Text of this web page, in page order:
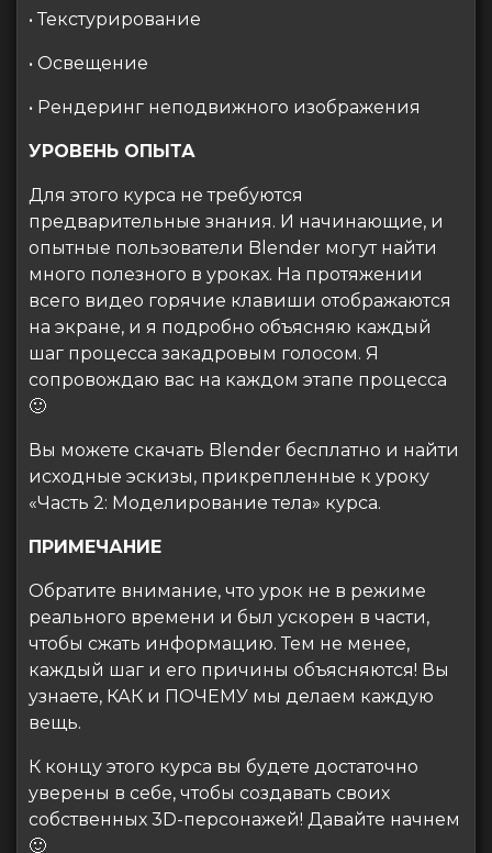
• Текстурирование
• Освещение
• Рендеринг неподвижного изображения
УРОВЕНЬ ОПЫТА
Для этого курса не требуются
предварительные знания. И начинающие, и
опытные пользователи Blender могут найти
много полезного в уроках. На протяжении
всего видео горячие клавиши отображаются
на экране, и я подробно объясняю каждый
шаг процесса закадровым голосом. Я
сопровождаю вас на каждом этапе процесса
🙂
Вы можете скачать Blender бесплатно и найти
исходные эскизы, прикрепленные к уроку
«Часть 2: Моделирование тела» курса.
ПРИМЕЧАНИЕ
Обратите внимание, что урок не в режиме
реального времени и был ускорен в части,
чтобы сжать информацию. Тем не менее,
каждый шаг и его причины объясняются! Вы
узнаете, КАК и ПОЧЕМУ мы делаем каждую
вещь.
К концу этого курса вы будете достаточно
уверены в себе, чтобы создавать своих
собственных 3D-персонажей! Давайте начнем
🙂